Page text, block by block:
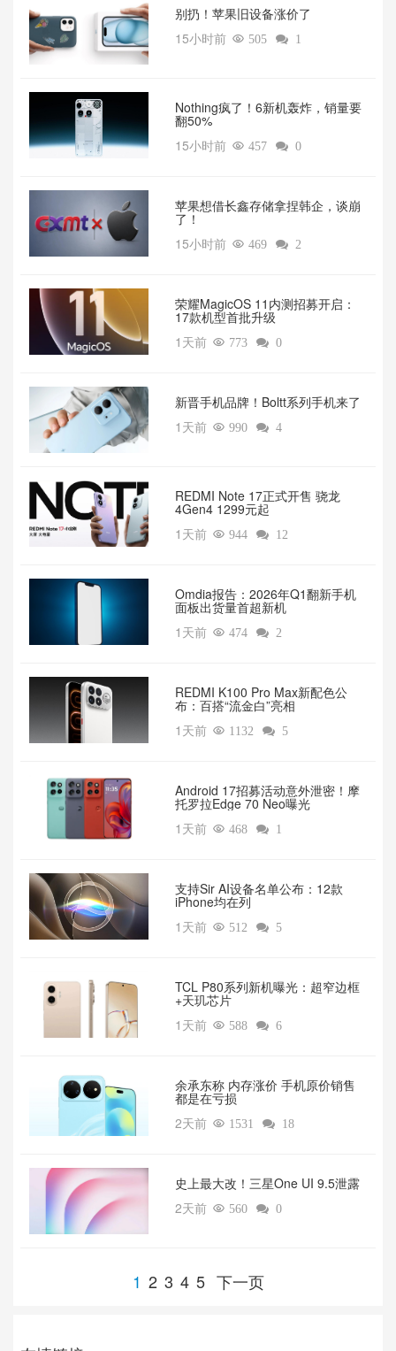
别扔！苹果旧设备涨价了‌
15小时前  505  1
‌Nothing疯了！6新机轰炸，销量要
翻50%‌
15小时前  457  0
苹果想借长鑫存储拿捏韩企，谈崩
了！
15小时前  469  2
荣耀MagicOS 11内测招募开启：
17款机型首批升级
1天前  773  0
新晋手机品牌！Boltt系列手机来了
1天前  990  4
REDMI Note 17正式开售 骁龙
4Gen4 1299元起
1天前  944  12
Omdia报告：2026年Q1翻新手机
面板出货量首超新机
1天前  474  2
REDMI K100 Pro Max新配色公
布：百搭“流金白”亮相
1天前  1132  5
Android 17招募活动意外泄密！摩
托罗拉Edge 70 Neo曝光
1天前  468  1
支持Sir AI设备名单公布：12款
iPhone均在列
1天前  512  5
TCL P80系列新机曝光：超窄边框
+天玑芯片
1天前  588  6
余承东称 内存涨价 手机原价销售
都是在亏损
2天前  1531  18
‌史上最大改！三星One UI 9.5泄露
2天前  560  0
1 2 3 4 5 下一页